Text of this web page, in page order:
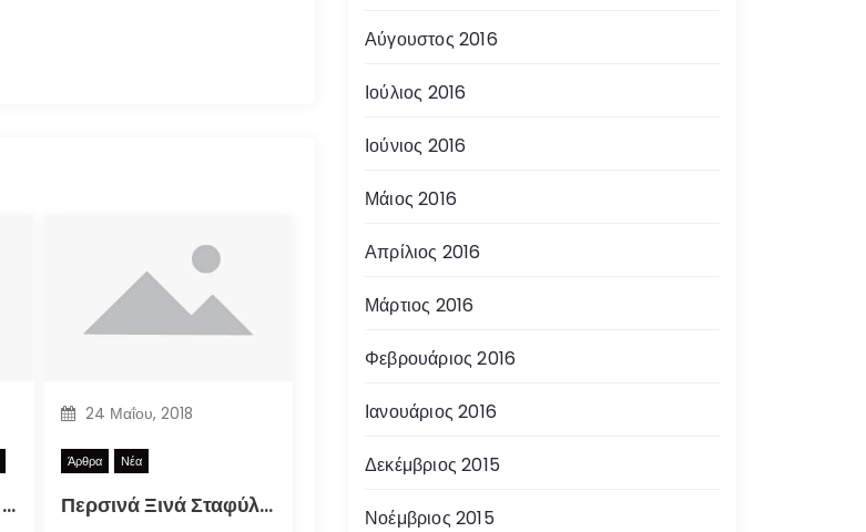
Δέκα Χρόνια Crucial Zine + Πλούσια Δώρα!
24 Μαΐου, 2018
Άρθρα Νέα
Περσινά Ξινά Σταφύλια: Κώστας Μανιατόπουλος “Αυτοσκατατροφή”, Έκθεση 2018
Αύγουστος 2016
Ιούλιος 2016
Ιούνιος 2016
Μάιος 2016
Απρίλιος 2016
Μάρτιος 2016
Φεβρουάριος 2016
Ιανουάριος 2016
Δεκέμβριος 2015
Νοέμβριος 2015